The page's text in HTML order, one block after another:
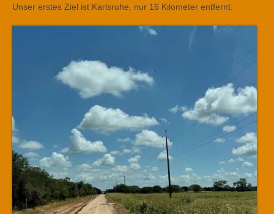
Unser erstes Ziel ist Karlsruhe, nur 16 Kilometer entfernt.